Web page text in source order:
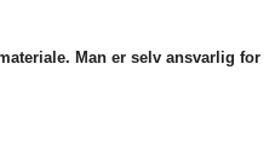
Man er selv ansvarlig for